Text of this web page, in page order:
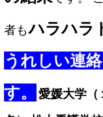
者もハラハラ
うれしい連
す。
愛媛大学（